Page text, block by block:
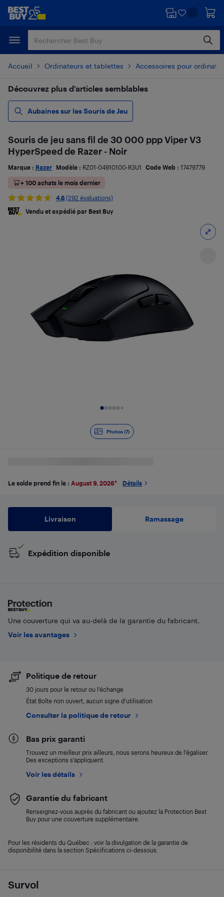
Passer
principal
Passer
Accueil Ordinateurs et tablettes Accessoires pour
Découvrez plus d’articles semblables
Aubaines sur les Souris de Jeu
Photos (7)
Survol
Souris de jeu sans fil de 30 000 ppp Viper V3
HyperSpeed de Razer - Noir
Marque : Razer Modèle : RZ01-04910100-R3U1 Code Web : 17479779
+ 100 achats le mois dernier
4.6 (292 évaluations)
Vendu et expédié par Best Buy
Le solde prend fin le : August 9, 2026* Détails
Livraison Ramassage
Expédition disponible
Une couverture qui va au-delà de la garantie du fabricant.
Voir les avantages
Politique de retour
30 jours pour le retour ou l’échange
État Boîte non ouvert, aucun signe d'utilisation
Consulter la politique de retour
Bas prix garanti
Trouvez un meilleur prix ailleurs, nous serons heureux de l’égaliser.
Des exceptions s’appliquent.
Voir les détails
Garantie du fabricant
Renseignez-vous auprès du fabricant ou ajoutez la Protection Best
Buy pour une couverture supplémentaire.
Pour les résidents du Québec : voir la divulgation de la garantie de
disponibilité dans la section Spécifications ci-dessous.